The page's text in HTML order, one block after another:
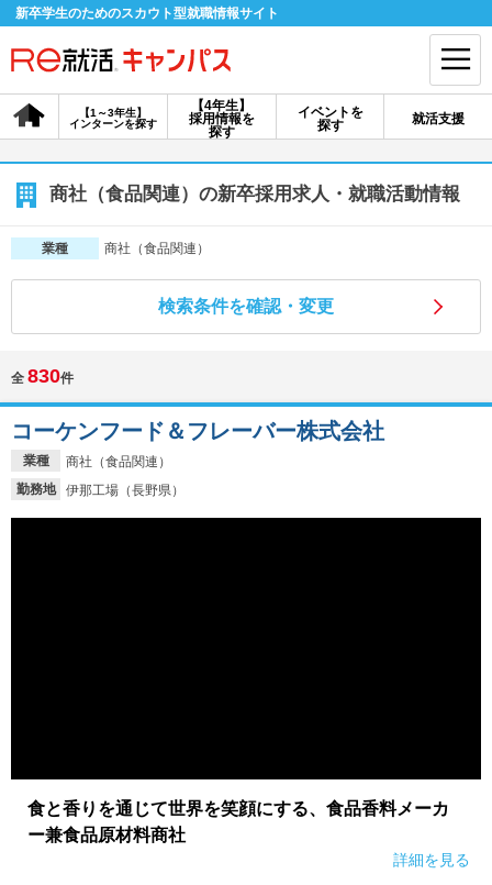
新卒学生のためのスカウト型就職情報サイト
【4年生】
採用情報を
探す
【1～3年生】
インターンを探す
イベントを
探す
就活支援
会員登録 ログイン
会員ID・パスワードを忘れた方はこちら
探す
【4年生】
【1～3年生】
イベントを探す スカウト お知らせ
就活ノウハウ・サポート
商社（食品関連）の新卒採用求人・就職活動情報
業種 商社（食品関連）
検索条件を確認・変更
全 830件
業種
商社（食品関連）
勤務地
伊那工場（長野県）
コーケンフード＆フレーバー株式会社
食と香りを通じて世界を笑顔にする、食品香料メーカ
ー兼食品原材料商社
詳細を見る